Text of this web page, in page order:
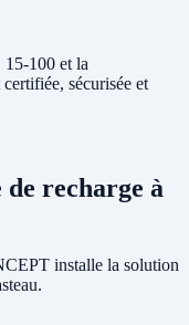
100 et la
sécurisée et
de recharge à
installe la solution